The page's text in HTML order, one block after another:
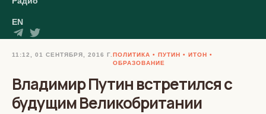
EN
11:12, 01 СЕНТЯБРЯ, 2016 Г. ПОЛИТИКА ПУТИН
ИТОН
ОБРАЗОВАНИЕ
Владимир Путин встретился с
будущим Великобритании